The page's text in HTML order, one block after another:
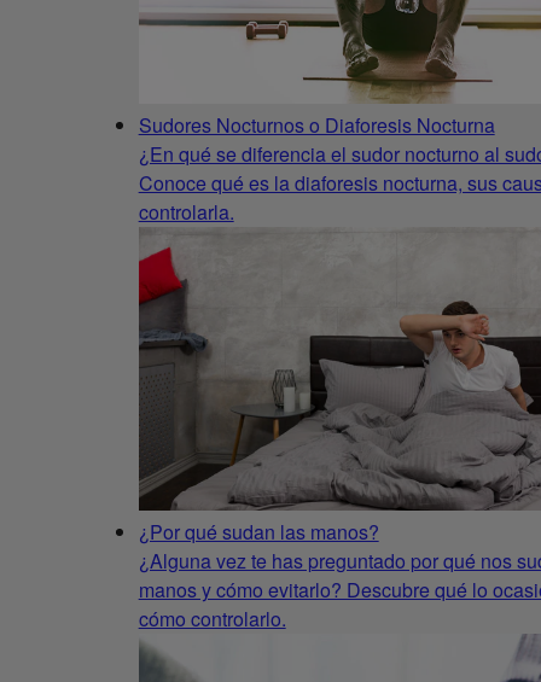
Sudores Nocturnos o Diaforesis Nocturna
¿En qué se diferencia el sudor nocturno al
Conoce qué es la diaforesis nocturna, sus
controlarla.
¿Por qué sudan las manos?
¿Alguna vez te has preguntado por qué nos
manos y cómo evitarlo? Descubre qué lo
cómo controlarlo.